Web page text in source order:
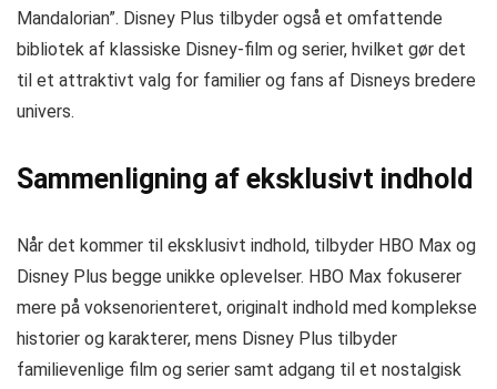
Mandalorian”. Disney Plus tilbyder også et omfattende
bibliotek af klassiske Disney-film og serier, hvilket gør det
til et attraktivt valg for familier og fans af Disneys bredere
univers.
Sammenligning af eksklusivt indhold
Når det kommer til eksklusivt indhold, tilbyder HBO Max og
Disney Plus begge unikke oplevelser. HBO Max fokuserer
mere på voksenorienteret, originalt indhold med komplekse
historier og karakterer, mens Disney Plus tilbyder
familievenlige film og serier samt adgang til et nostalgisk